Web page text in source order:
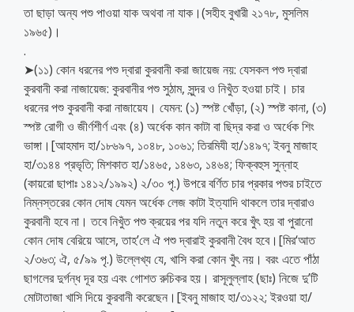
তা ছাড়া অন্য পশু পাওয়া যাক অথবা না যাক।(সহীহ বুখারী ২১৭৮, মুসলিম
১৯৬৫)।
.
➤(১১) কোন ধরনের পশু দ্বারা কুরবানী করা জায়েজ নয়: যেসকল পশু দ্বারা
কুরবানী করা নাজায়েজ: কুরবানীর পশু সুঠাম, সুন্দর ও নিখুঁত হওয়া চাই। চার
ধরনের পশু কুরবানী করা নাজায়েয। যেমন: (১) স্পষ্ট খোঁড়া, (২) স্পষ্ট কানা, (৩)
স্পষ্ট রোগী ও জীর্ণশীর্ণ এবং (৪) অর্ধেক কান কাটা বা ছিদ্র করা ও অর্ধেক শিং
ভাঙ্গা।[আহমাদ হা/১৮৬৯৭, ১০৪৮, ১০৬১; তিরমিযী হা/১৪৯৭; ইবনু মাজাহ
হা/৩১৪৪ প্রভৃতি; মিশকাত হা/১৪৬৫, ১৪৬৩, ১৪৬৪; ফিক্বহুস সুন্নাহ
(কায়রো ছাপাঃ ১৪১২/১৯৯২) ২/৩০ পৃ.) উপরে বর্ণিত চার প্রকার পশুর চাইতে
নিম্নস্তরের কোন দোষ যেমন অর্ধেক লেজ কাটা ইত্যাদি থাকলে তার দ্বারাও
কুরবানী হবে না। তবে নিখুঁত পশু ক্রয়ের পর যদি নতুন করে খুঁৎ হয় বা পুরানো
কোন দোষ বেরিয়ে আসে, তাহ’লে ঐ পশু দ্বারাই কুরবানী বৈধ হবে।[মির‘আত
২/৩৬৩; ঐ, ৫/৯৯ পৃ.) উল্লেখ্য যে, খাসি করা কোন খুঁৎ নয়। বরং এতে পাঁঠা
ছাগলের দুর্গন্ধ দূর হয় এবং গোশত রুচিকর হয়। রাসূলুল্লাহ (ছাঃ) নিজে দু’টি
মোটাতাজা খাসি দিয়ে কুরবানী করেছেন।[ইবনু মাজাহ হা/৩১২২; ইরওয়া হা/